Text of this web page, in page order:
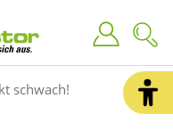
schwach!